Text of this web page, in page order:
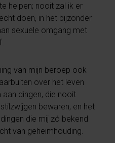
helpen; nooit zal ik er
doen, in het bijzonder
sexuele omgang met
van mijn beroep ook
over het leven
dingen, die nooit
bewaren, en het
die mij zó bekend
van geheimhouding.